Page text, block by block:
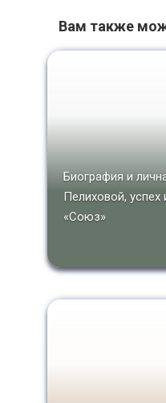
Вам также
Биография и
Пелиховой,
«Союз»